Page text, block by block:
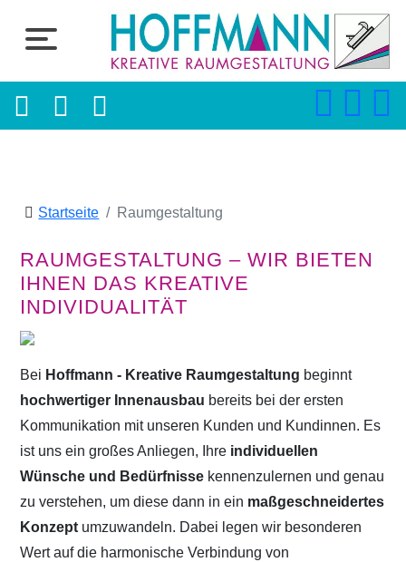
Startseite Raumgestaltung
RAUMGESTALTUNG – WIR BIETEN
IHNEN DAS KREATIVE
INDIVIDUALITÄT
Bei Hoffmann - Kreative Raumgestaltung beginnt
hochwertiger Innenausbau bereits bei der ersten
Kommunikation mit unseren Kunden und Kundinnen. Es
ist uns ein großes Anliegen, Ihre individuellen
Wünsche und Bedürfnisse kennenzulernen und genau
zu verstehen, um diese dann in ein maßgeschneidertes
Konzept umzuwandeln. Dabei legen wir besonderen
Wert auf die harmonische Verbindung von